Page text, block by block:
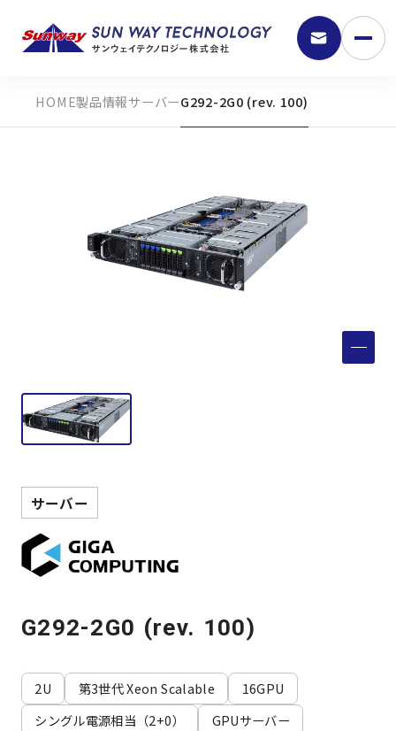
9:30 - 18:00
製品検索
サービス
サポート
会社案内
製品情報サーバーG292-2G0 (rev. 100)
サーバー
G292-2G0 (rev. 100)
2U 第3世代 Xeon Scalable
16GPU
シングル電源相当（2+0）
GPUサーバー